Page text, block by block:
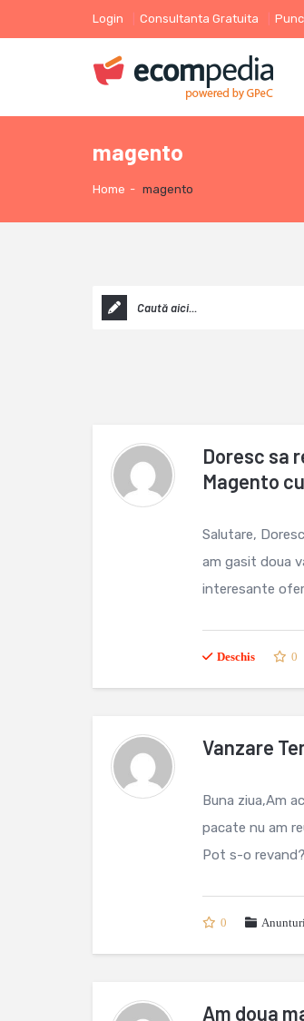
Login Consultanta Gratuita
magento
Home - magento
Doresc sa
Magento
Salutare,
am gasit doua
interesante
Deschis 0
Vanzare
Buna ziua,Am
pacate nu am
Pot s-o
0
Am doua